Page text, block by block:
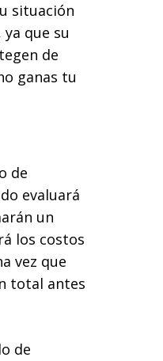
situación
que su
de
ganas tu
de
evaluará
un
los costos
vez que
total antes
de